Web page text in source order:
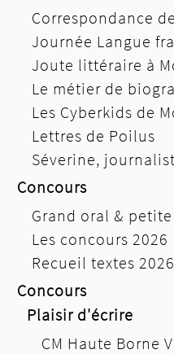
Correspondance
Journée Langue
Joute littéraire à
Le métier de
Les Cyberkids de
Lettres de Poilus
Séverine,
Concours
Grand oral &
Les concours 2026
Recueil textes 2026
Concours
Plaisir d'écrire
CM Haute Borne